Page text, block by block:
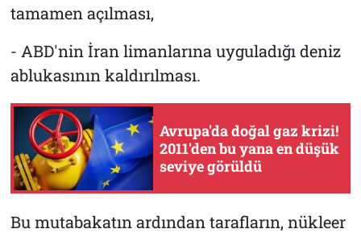
tamamen açılması,
- ABD'nin İran limanlarına uyguladığı deniz
ablukasının kaldırılması.
Avrupa'da doğal gaz krizi!
2011'den bu yana en düşük
seviye görüldü
Bu mutabakatın ardından tarafların, nükleer